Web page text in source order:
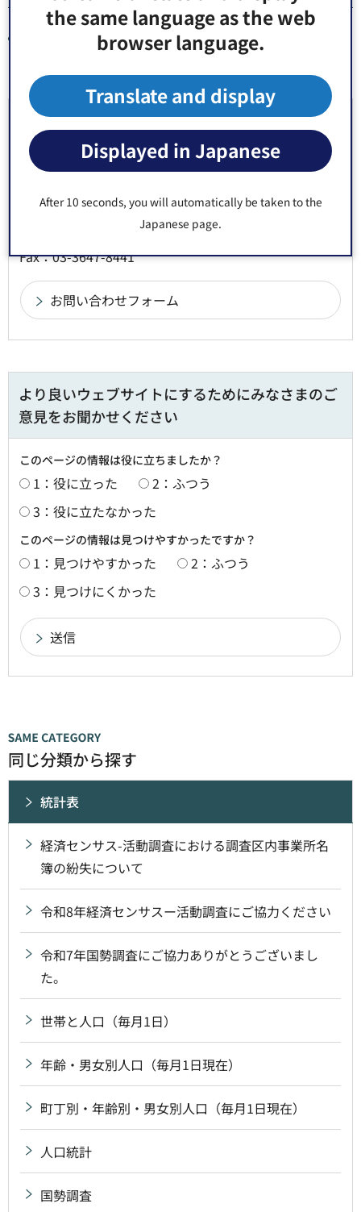
the same language as the web
browser language.
Translate and display
Displayed in Japanese
After 10 seconds, you will automatically be taken to the
Japanese page.
東京都の統計（外部サイトへリンク）（別ウィンドウで
お問い合わせ先
地域振興部 地域振興課 統計調査係 窓口：区役所4階25
郵便番号135-8383 東京都江東区東陽4丁目11番28号
03-3647-4965
Fax：03-3647-8441
より良いウェブサイトにするためにみなさまのご
意見をお聞かせください
このページの情報は役に立ちましたか？
1：役に立った
2：ふつう
3：役に立たなかった
このページの情報は見つけやすかったですか？
1：見つけやすかった
2：ふつう
3：見つけにくかった
同じ分類から探す
統計表
経済センサス-活動調査における調査区内事業所名
簿の紛失について
令和8年経済センサスー活動調査にご協力ください
令和7年国勢調査にご協力ありがとうございまし
た。
世帯と人口（毎月1日）
年齢・男女別人口（毎月1日現在）
町丁別・年齢別・男女別人口（毎月1日現在）
人口統計
国勢調査